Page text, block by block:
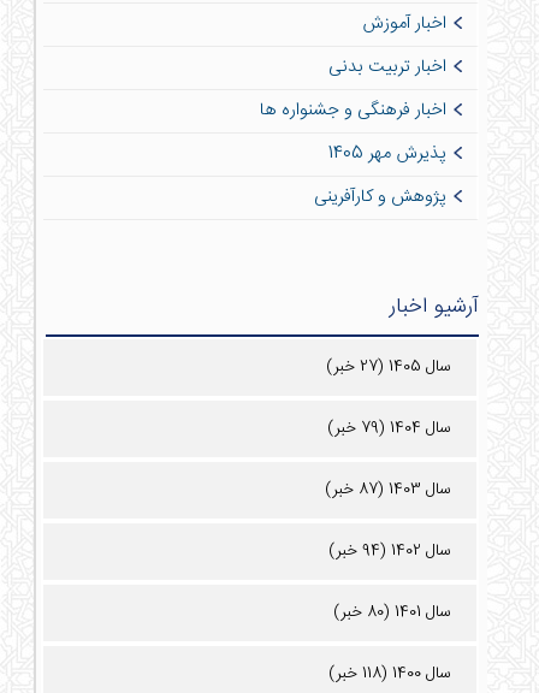
اخبار آموزش
اخبار تربیت بدنی
اخبار فرهنگی و جشنواره ها
پذیرش مهر 1405
پژوهش و کارآفرینی
آرشیو اخبار
سال 1405 (27 خبر)
سال 1404 (79 خبر)
سال 1403 (87 خبر)
سال 1402 (94 خبر)
سال 1401 (80 خبر)
سال 1400 (118 خبر)